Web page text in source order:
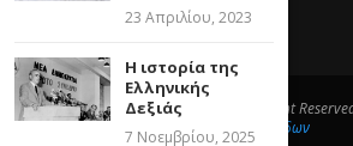
@2025- What Politics Means All Right
ιστοσελίδων
23 Απριλίου, 2023
Η ιστορία της
Ελληνικής
Δεξιάς
7 Νοεμβρίου, 2025